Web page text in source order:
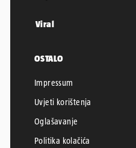
Viral
OSTALO
Impressum
Uvjeti korištenja
Oglašavanje
Politika kolačića